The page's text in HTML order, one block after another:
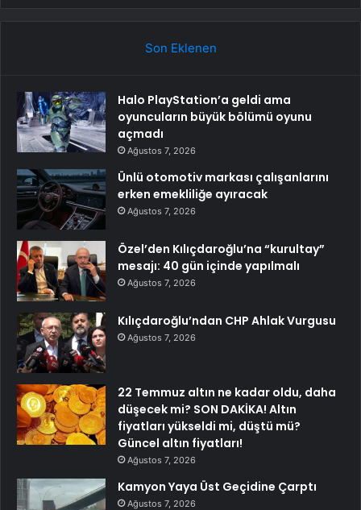
Son Eklenen
Halo PlayStation’a geldi ama
oyuncuların büyük bölümü oyunu
açmadı
Ağustos 7, 2026
Ünlü otomotiv markası çalışanlarını
erken emekliliğe ayıracak
Ağustos 7, 2026
Özel’den Kılıçdaroğlu’na “kurultay”
mesajı: 40 gün içinde yapılmalı
Ağustos 7, 2026
Kılıçdaroğlu’ndan CHP Ahlak Vurgusu
Ağustos 7, 2026
22 Temmuz altın ne kadar oldu, daha
düşecek mi? SON DAKİKA! Altın
fiyatları yükseldi mi, düştü mü?
Güncel altın fiyatları!
Ağustos 7, 2026
Kamyon Yaya Üst Geçidine Çarptı
Ağustos 7, 2026